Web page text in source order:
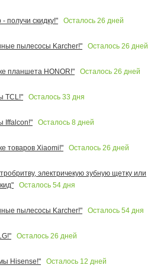
получи скидку!"
Осталось 26 дней
пылесосы Karcher!"
Осталось 26 дней
планшета HONOR!"
Осталось 26 дней
TCL!"
Осталось 33 дня
Iffalcon!"
Осталось 8 дней
товаров Xiaomi!"
Осталось 26 дней
электричекую зубную щетку или
Осталось 54 дня
пылесосы Karcher!"
Осталось 54 дня
Осталось 26 дней
Hisense!"
Осталось 12 дней